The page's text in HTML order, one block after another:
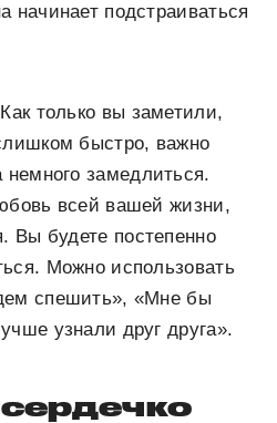
начинает подстраиваться
только вы заметили,
быстро, важно
немного замедлиться.
всей вашей жизни,
Вы будете постепенно
Можно использовать
спешить», «Мне бы
узнали друг друга».